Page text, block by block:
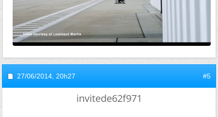
27/06/2014, 20h27 #5
invitede62f971